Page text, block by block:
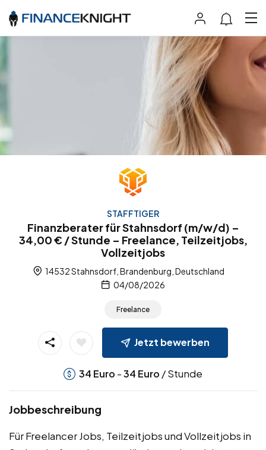
STAFFTIGER
Finanzberater für Stahnsdorf (m/w/d) –
34,00 € / Stunde – Freelance, Teilzeitjobs,
Vollzeitjobs
14532 Stahnsdorf, Brandenburg, Deutschland
04/08/2026
Freelance
Jetzt bewerben
34 Euro -34 Euro / Stunde
Jobbeschreibung
Für Freelancer Jobs, Teilzeitjobs und Vollzeitjobs in